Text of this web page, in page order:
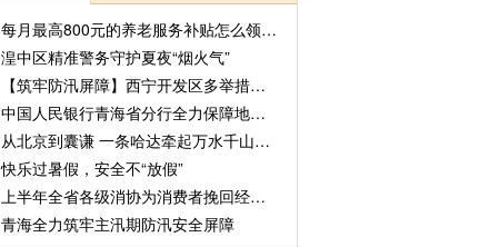
每月最高800元的养老服务补贴怎么领 实用申领指南来了
湟中区精准警务守护夏夜“烟火气”
【筑牢防汛屏障】西宁开发区多举措织牢防汛安全防线
中国人民银行青海省分行全力保障地震灾区金融服务不断档
从北京到囊谦 一条哈达牵起万水千山的情意
快乐过暑假，安全不“放假”
上半年全省各级消协为消费者挽回经济损失389.7万余元
青海全力筑牢主汛期防汛安全屏障